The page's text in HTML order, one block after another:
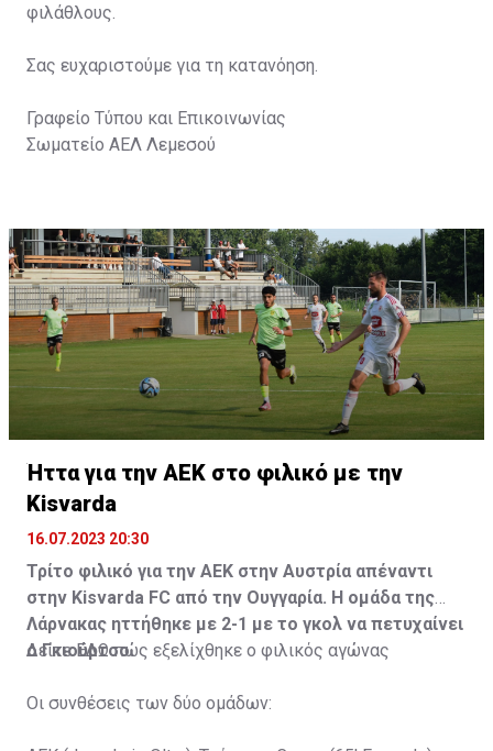
φιλάθλους.
Σας ευχαριστούμε για τη κατανόηση.
Γραφείο Τύπου και Επικοινωνίας
Σωματείο ΑΕΛ Λεμεσού
Ήττα για την ΑΕΚ στο φιλικό με την
Kisvarda
16.07.2023 20:30
Τρίτο φιλικό για την ΑΕΚ στην Αυστρία απέναντι
στην Kisvarda FC από την Ουγγαρία. Η ομάδα της
Λάρνακας ηττήθηκε με 2-1 με το γκολ να πετυχαίνει
ο Γκιούρτσο.
ΔείτεΕΔΩπώς εξελίχθηκε ο φιλικός αγώνας
Οι συνθέσεις των δύο ομάδων: